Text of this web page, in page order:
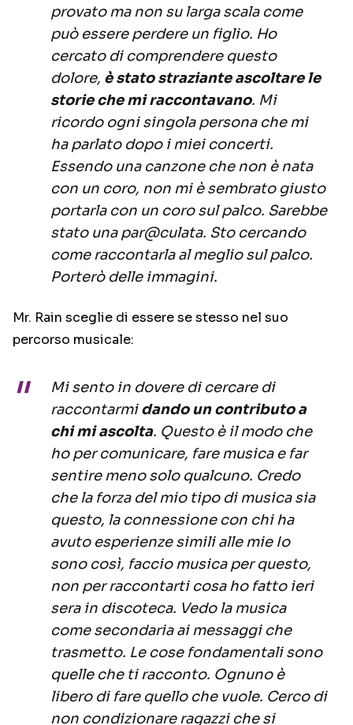
provato ma non su larga scala come
può essere perdere un figlio. Ho
cercato di comprendere questo
dolore, è stato straziante ascoltare le
storie che mi raccontavano. Mi
ricordo ogni singola persona che mi
ha parlato dopo i miei concerti.
Essendo una canzone che non è nata
con un coro, non mi è sembrato giusto
portarla con un coro sul palco. Sarebbe
stato una par@culata. Sto cercando
come raccontarla al meglio sul palco.
Porterò delle immagini.
Mr. Rain sceglie di essere se stesso nel suo
percorso musicale:
Mi sento in dovere di cercare di
raccontarmidando un contributo a
chi mi ascolta. Questo è il modo che
ho per comunicare, fare musica e far
sentire meno solo qualcuno. Credo
che la forza del mio tipo di musica sia
questo, la connessione con chi ha
avuto esperienze simili alle mie Io
sono così, faccio musica per questo,
non per raccontarti cosa ho fatto ieri
sera in discoteca. Vedo la musica
come secondaria ai messaggi che
trasmetto. Le cose fondamentali sono
quelle che ti racconto. Ognuno è
libero di fare quello che vuole. Cerco di
non condizionare ragazzi che si